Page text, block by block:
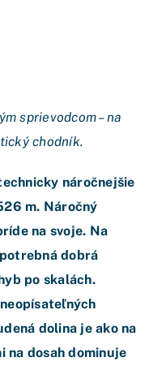
sprievodcom – na
chodník.
náročnejšie
m. Náročný
na svoje. Na
dobrá
po skalách.
dolina je ako na
dosah dominuje